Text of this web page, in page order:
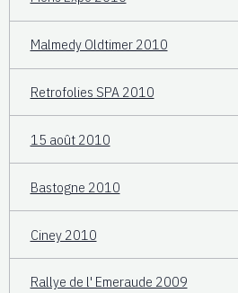
Malmedy Oldtimer 2010
Retrofolies SPA 2010
15 août 2010
Bastogne 2010
Ciney 2010
Rallye de l' Emeraude 2009